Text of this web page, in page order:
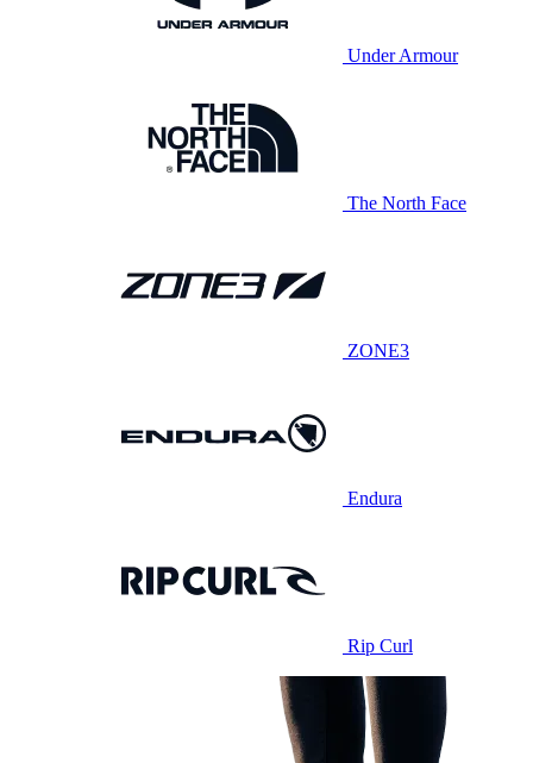
Under Armour
The North Face
ZONE3
Endura
Rip Curl